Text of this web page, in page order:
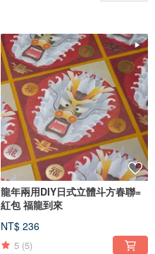
龍年兩用DIY日式立體斗方春聯=
紅包 福龍到來
NT$ 236
5 (5)